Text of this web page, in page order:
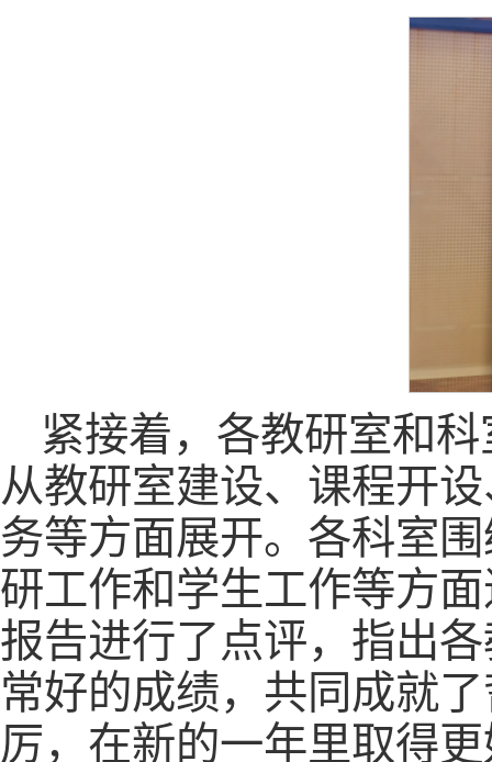
紧接着，各教研室和
从教研室建设、课程开
务等方面展开。各科室
研工作和学生工作等方
报告进行了点评，指出
常好的成绩，共同成就
厉，在新的一年里取得